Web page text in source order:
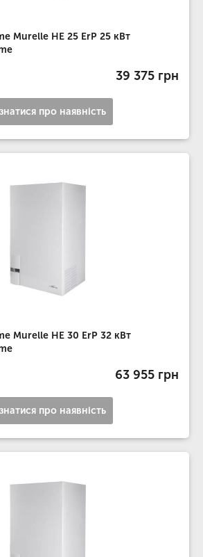
Murelle HE 25 ErP 25 кВт
39 375 грн
про наявність
Murelle HE 30 ErP 32 кВт
63 955 грн
про наявність